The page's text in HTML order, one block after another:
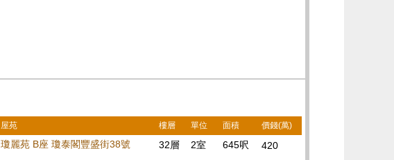
屋苑 樓層 單位 面積 價錢(萬)
瓊麗苑 B座 瓊泰閣豐盛街38號 32層 2室 645呎
420